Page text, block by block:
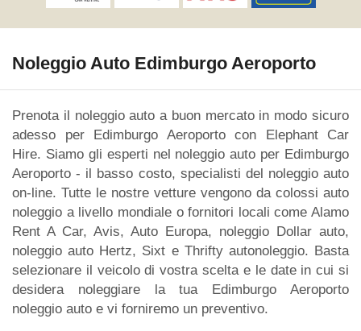
Noleggio Auto Edimburgo Aeroporto
Prenota il noleggio auto a buon mercato in modo sicuro
adesso per Edimburgo Aeroporto con Elephant Car
Hire. Siamo gli esperti nel noleggio auto per Edimburgo
Aeroporto - il basso costo, specialisti del noleggio auto
on-line. Tutte le nostre vetture vengono da colossi auto
noleggio a livello mondiale o fornitori locali come Alamo
Rent A Car, Avis, Auto Europa, noleggio Dollar auto,
noleggio auto Hertz, Sixt e Thrifty autonoleggio. Basta
selezionare il veicolo di vostra scelta e le date in cui si
desidera noleggiare la tua Edimburgo Aeroporto
noleggio auto e vi forniremo un preventivo.